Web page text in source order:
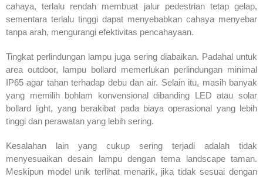
cahaya, terlalu rendah membuat jalur pedestrian tetap gelap,
sementara terlalu tinggi dapat menyebabkan cahaya menyebar
tanpa arah, mengurangi efektivitas pencahayaan.
Tingkat perlindungan lampu juga sering diabaikan. Padahal untuk
area outdoor, lampu bollard memerlukan perlindungan minimal
IP65 agar tahan terhadap debu dan air. Selain itu, masih banyak
yang memilih bohlam konvensional dibanding LED atau solar
bollard light, yang berakibat pada biaya operasional yang lebih
tinggi dan perawatan yang lebih sering.
Kesalahan lain yang cukup sering terjadi adalah tidak
menyesuaikan desain lampu dengan tema landscape taman.
Meskipun model unik terlihat menarik, jika tidak sesuai dengan